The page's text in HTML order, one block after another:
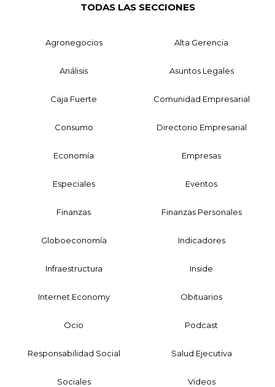
TODAS LAS SECCIONES
Agronegocios Alta Gerencia
Análisis Asuntos Legales
Caja Fuerte Comunidad Empresarial
Consumo Directorio Empresarial
Economía Empresas
Especiales Eventos
Finanzas Finanzas Personales
Globoeconomía Indicadores
Infraestructura Inside
Internet Economy Obituarios
Ocio Podcast
Responsabilidad Social Salud Ejecutiva
Sociales Videos